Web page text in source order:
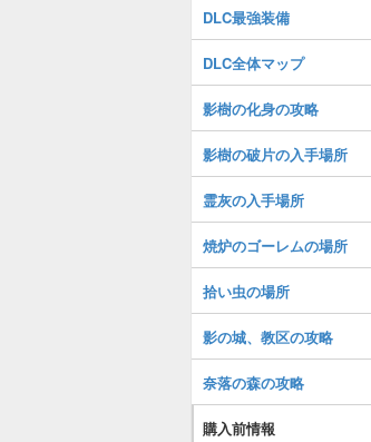
DLC最強装備
DLC全体マップ
影樹の化身の攻略
影樹の破片の入手場所
霊灰の入手場所
焼炉のゴーレムの場所
拾い虫の場所
影の城、教区の攻略
奈落の森の攻略
購入前情報